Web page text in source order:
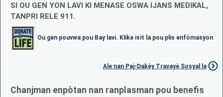
SI OU GEN YON LAVI KI MENASE OSWA IJANS MEDIKAL,
TANPRI RELE 911.
Ou gen pouvwa pou Bay lavi. Klike isit la pou plis enfòmasyon
Ale nan Paj-Dakèy Travayè Sosyal la
Chanjman enpòtan nan ranplasman pou benefis